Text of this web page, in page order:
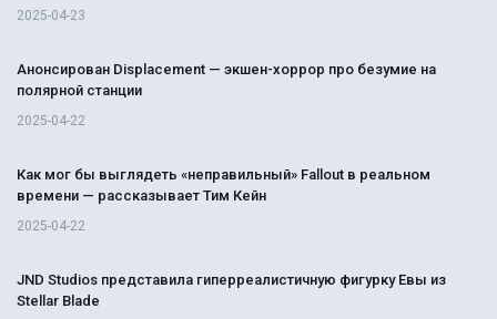
2025-04-23
Анонсирован Displacement — экшен-хоррор про безумие на
полярной станции
2025-04-22
Как мог бы выглядеть «неправильный» Fallout в реальном
времени — рассказывает Тим Кейн
2025-04-22
JND Studios представила гиперреалистичную фигурку Евы из
Stellar Blade